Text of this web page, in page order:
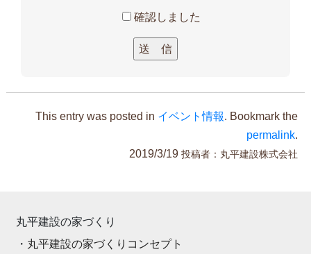
確認しました
This entry was posted in イベント情報. Bookmark the
permalink.
2019/3/19 投稿者： 丸平建設株式会社
丸平建設の家づくり
丸平建設の家づくりコンセプト